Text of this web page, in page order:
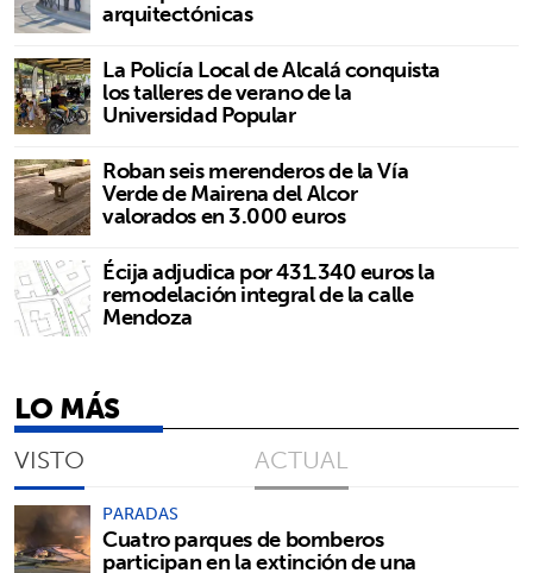
arquitectónicas
La Policía Local de Alcalá conquista
los talleres de verano de la
Universidad Popular
Roban seis merenderos de la Vía
Verde de Mairena del Alcor
valorados en 3.000 euros
Écija adjudica por 431.340 euros la
remodelación integral de la calle
Mendoza
LO MÁS
VISTO ACTUAL
PARADAS
Cuatro parques de bomberos
participan en la extinción de una